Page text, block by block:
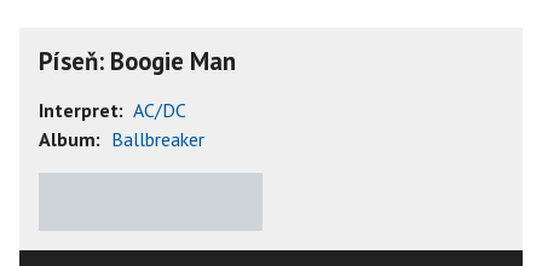
Píseň: Boogie Man
Interpret: AC/DC
Album: Ballbreaker